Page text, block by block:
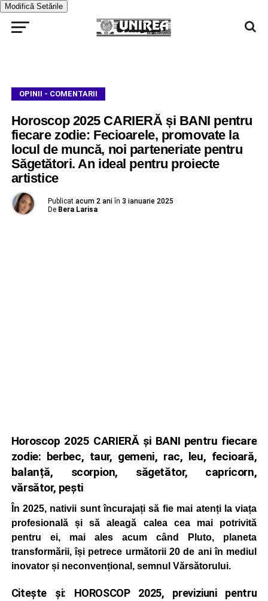
Modifică Setările
OPINII - COMENTARII
Horoscop 2025 CARIERĂ și BANI pentru
fiecare zodie: Fecioarele, promovate la
locul de muncă, noi parteneriate pentru
Săgetători. An ideal pentru proiecte
artistice
Publicat acum 2 ani în 3 ianuarie 2025
De Bera Larisa
Horoscop 2025 CARIERĂ și BANI pentru fiecare
zodie: berbec, taur, gemeni, rac, leu, fecioară,
balanță, scorpion, săgetător, capricorn,
vărsător, pești
În 2025, nativii sunt încurajați să fie mai atenți la viața
profesională și să aleagă calea cea mai potrivită
pentru ei, mai ales acum când Pluto, planeta
transformării, își petrece următorii 20 de ani în mediul
inovator și neconvențional, semnul Vărsătorului.
Citește și: HOROSCOP 2025, previziuni pentru